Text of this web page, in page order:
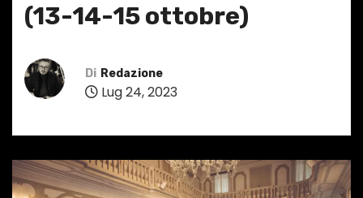
(13-14-15 ottobre)
Di Redazione
Lug 24, 2023